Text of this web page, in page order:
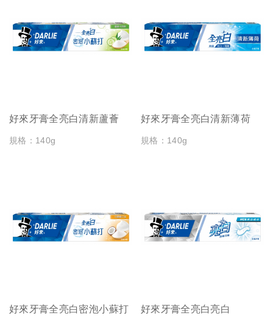
好來牙膏全亮白清新蘆薈
規格：140g
好來牙膏全亮白清新薄荷
規格：140g
好來牙膏全亮白密泡小蘇打 好來牙膏全亮白亮白